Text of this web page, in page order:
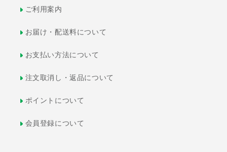
ご利用案内
お届け・配送料について
お支払い方法について
注文取消し・返品について
ポイントについて
会員登録について